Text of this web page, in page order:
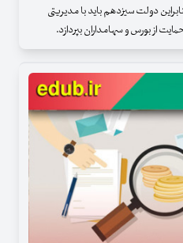
دولت سیزدهم باید با مدیریتی
از بورس و سهامداران بپردازد.